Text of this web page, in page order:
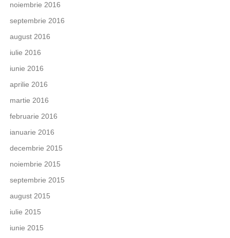
noiembrie 2016
septembrie 2016
august 2016
iulie 2016
iunie 2016
aprilie 2016
martie 2016
februarie 2016
ianuarie 2016
decembrie 2015
noiembrie 2015
septembrie 2015
august 2015
iulie 2015
iunie 2015